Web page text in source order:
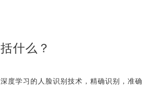
什么？
度学习的人脸识别技术，精确识别，准确